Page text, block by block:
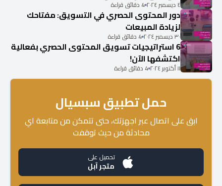
٤ ديسمبر ٢٠٢٤ 4 دقائق قراءة
دور المحتوى الحصري في التسويق: مفتاحك
لزيادة المبيعات
٣٠ ديسمبر ٢٠٢٤ 4 دقائق قراءة
6 استراتيجيات تسويق المحتوى الحصري بفعالية
اكتشفها الآن!
١١ أكتوبر ٢٠٢٤ 4 دقائق قراءة
حمل تطبيق سبسيال
ابق على اتصال عبر اجهزتك، حتى تتمكن من متابعة اي
محادثة من حيث توقفت
تحميل على
متجر آبل